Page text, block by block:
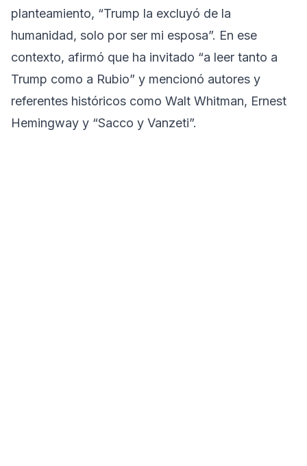
planteamiento, “Trump la excluyó de la
humanidad, solo por ser mi esposa”. En ese
contexto, afirmó que ha invitado “a leer tanto a
Trump como a Rubio” y mencionó autores y
referentes históricos como Walt Whitman, Ernest
Hemingway y “Sacco y Vanzeti”.